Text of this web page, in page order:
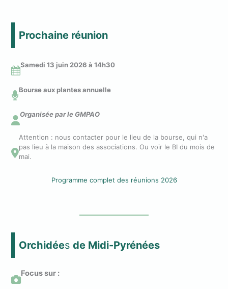
Prochaine réunion
Samedi 13 juin 2026 à 14h30
Bourse aux plantes annuelle
Organisée par le GMPAO
Attention : nous contacter pour le lieu de la bourse, qui n'a
pas lieu à la maison des associations. Ou voir le BI du mois de
mai.
Programme complet des réunions 2026
Orchidéesde Midi-Pyrénées
Focus sur :